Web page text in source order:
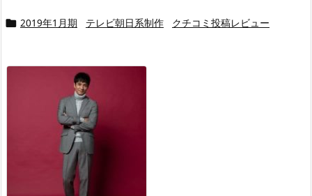
 2019年1月期 テレビ朝日系制作 クチコミ投稿レビュー